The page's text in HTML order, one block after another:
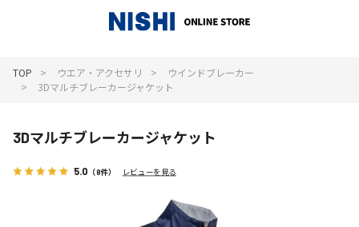
TOP ウエア・アクセサリ
ウインドブレーカー
3Dマルチブレーカージャケット
3Dマルチブレーカージャケット
5.0 （8件） レビューを見る